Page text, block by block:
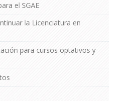
el SGAE
la Licenciatura en
para cursos optativos y